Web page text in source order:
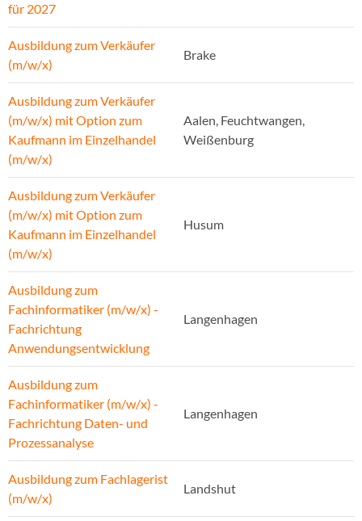
für 2027
Ausbildung zum Verkäufer
(m/w/x)
Brake
Ausbildung zum Verkäufer
(m/w/x) mit Option zum
Kaufmann im Einzelhandel
(m/w/x)
Aalen, Feuchtwangen,
Weißenburg
Ausbildung zum Verkäufer
(m/w/x) mit Option zum
Kaufmann im Einzelhandel
(m/w/x)
Husum
Ausbildung zum
Fachinformatiker (m/w/x) -
Fachrichtung
Anwendungsentwicklung
Langenhagen
Ausbildung zum
Fachinformatiker (m/w/x) -
Fachrichtung Daten- und
Prozessanalyse
Langenhagen
Ausbildung zum Fachlagerist
(m/w/x)
Landshut